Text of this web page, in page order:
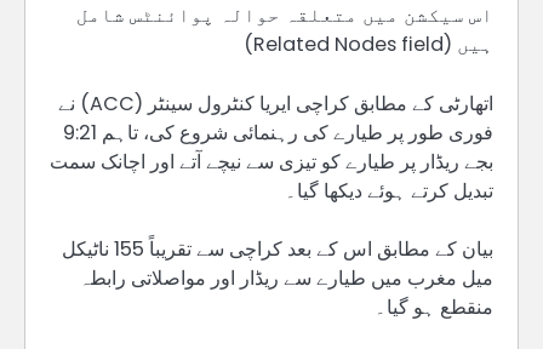
اس سیکشن میں متعلقہ حوالہ پوائنٹس شامل
ہیں (Related Nodes field)
اتھارٹی کے مطابق کراچی ایریا کنٹرول سینٹر (ACC) نے
فوری طور پر طیارے کی رہنمائی شروع کی، تاہم 9:21
بجے ریڈار پر طیارے کو تیزی سے نیچے آتے اور اچانک سمت
تبدیل کرتے ہوئے دیکھا گیا۔
بیان کے مطابق اس کے بعد کراچی سے تقریباً 155 ناٹیکل
میل مغرب میں طیارے سے ریڈار اور مواصلاتی رابطہ
منقطع ہو گیا۔